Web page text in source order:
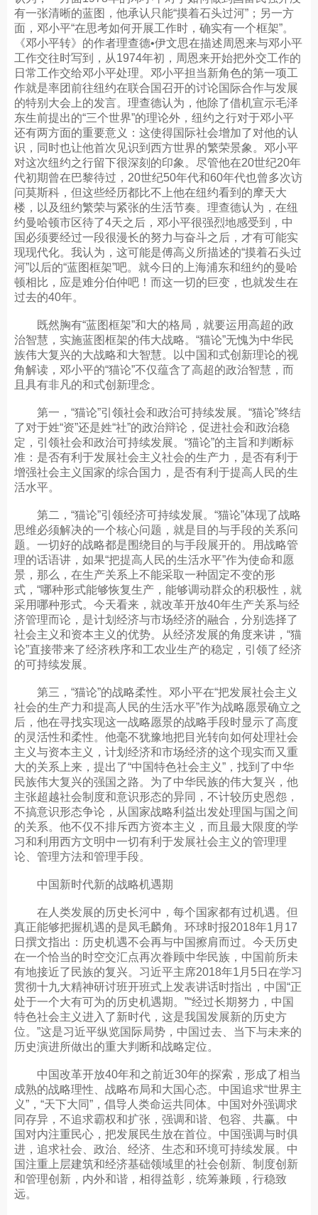
有一张清晰的蓝图，他承认只能“摸着石头过河”；另一方
面，邓小平“在思考如何开展工作时，确实有一个框架”。
《邓小平转》的作者理查德•伊文思在描述周恩来与邓小平
工作交往时写到，从1974年初，周恩来开始把外交工作的
日常工作交给邓小平处理。邓小平担当新角色的第一项工
作就是率团前往纽约在联合国召开的讨论国际合作与发展
的特别大会上的发言。理查德认为，他除了借机宣示毛泽
东生前提出的“三个世界”的理论外，纽约之行对于邓小平
还有两方面的重要意义：这使得国际社会增加了对他的认
识，同时也让他首次见识到西方世界的繁荣景象。邓小平
对这次纽约之行留下很深刻的印象。尽管他在20世纪20年
代初期曾在巴黎待过，20世纪50年代和60年代也曾多次访
问莫斯科，但这些经历都比不上他在纽约看到的摩天大
楼，以及纽约繁荣与紧张的生活节奏。理查德认为，在纽
约曼哈顿市区待了4天之后，邓小平很强烈地感受到，中
国必须要经过一段很漫长的努力与奋斗之后，才有可能实
现现代化。我认为，这可能是傅高义所描述的“摸着石头过
河”以后的“蓝图框架”吧。就今日的上海浦东和纽约的曼哈
顿相比，应是难分伯仲吧！而这一切的巨变，也就发生在
过去的40年。
既然胸有“蓝图框架”和大的格局，就要运用高超的政
治智慧，实施蓝图框架的伟大战略。“猫论”无愧为中华民
族伟大复兴的大战略和大智慧。以中国和式创新理论的视
角解读，邓小平的“猫论”不仅蕴含了高超的政治智慧，而
且具有非凡的和式创新理念。
第一，“猫论”引领社会和政治可持续发展。“猫论”终结
了对于姓“资”还是姓“社”的政治辩论，促进社会和政治稳
定，引领社会和政治可持续发展。“猫论”的主旨和判断标
准：是否有利于发展社会主义社会的生产力，是否有利于
增强社会主义国家的综合国力，是否有利于提高人民的生
活水平。
第二，“猫论”引领经济可持续发展。“猫论”体现了战略
思维必须解决的一个核心问题，就是目的与手段的关系问
题。一切好的战略都是围绕目的与手段展开的。用战略管
理的话语讲，如果“把提高人民的生活水平”作为使命和愿
景，那么，在生产关系上不能采取一种固定不变的形
式，“哪种形式能够恢复生产，能够调动群众的积极性，就
采用哪种形式。今天看来，就改革开放40年生产关系与经
济管理而论，是计划经济与市场经济的融合，分别选择了
社会主义和资本主义的优势。从经济发展的角度来讲，“猫
论”直接带来了经济秩序和工农业生产的稳定，引领了经济
的可持续发展。
第三，“猫论”的战略柔性。邓小平在“把发展社会主义
社会的生产力和提高人民的生活水平”作为战略愿景确立之
后，他在寻找实现这一战略愿景的战略手段时显示了高度
的灵活性和柔性。他毫不犹豫地把目光转向如何处理社会
主义与资本主义，计划经济和市场经济的这个现实而又重
大的关系上来，提出了“中国特色社会主义”，找到了中华
民族伟大复兴的强国之路。为了中华民族的伟大复兴，他
主张超越社会制度和意识形态的异同，不计较历史恩怨，
不搞意识形态争论，从国家战略利益出发处理国与国之间
的关系。他不仅不排斥西方资本主义，而且最大限度的学
习和利用西方文明中一切有利于发展社会主义的管理理
论、管理方法和管理手段。
中国新时代新的战略机遇期
在人类发展的历史长河中，每个国家都有过机遇。但
真正能够把握机遇的是凤毛麟角。环球时报2018年1月17
日撰文指出：历史机遇不会再与中国擦肩而过。今天历史
在一个恰当的时空交汇点再次眷顾中华民族，中国前所未
有地接近了民族的复兴。习近平主席2018年1月5日在学习
贯彻十九大精神研讨班开班式上发表讲话时指出，中国“正
处于一个大有可为的历史机遇期。”“经过长期努力，中国
特色社会主义进入了新时代，这是我国发展新的历史方
位。”这是习近平纵览国际局势，中国过去、当下与未来的
历史演进所做出的重大判断和战略定位。
中国改革开放40年和之前近30年的探索，形成了相当
成熟的战略理性、战略布局和大国心态。中国追求“世界主
义”，“天下大同”，倡导人类命运共同体。中国对外强调求
同存异，不追求霸权和扩张，强调和谐、包容、共赢。中
国对内注重民心，把发展民生放在首位。中国强调与时俱
进，追求社会、政治、经济、生态和环境可持续发展。中
国注重上层建筑和经济基础领域里的社会创新、制度创新
和管理创新，内外和谐，相得益彰，统筹兼顾，行稳致
远。